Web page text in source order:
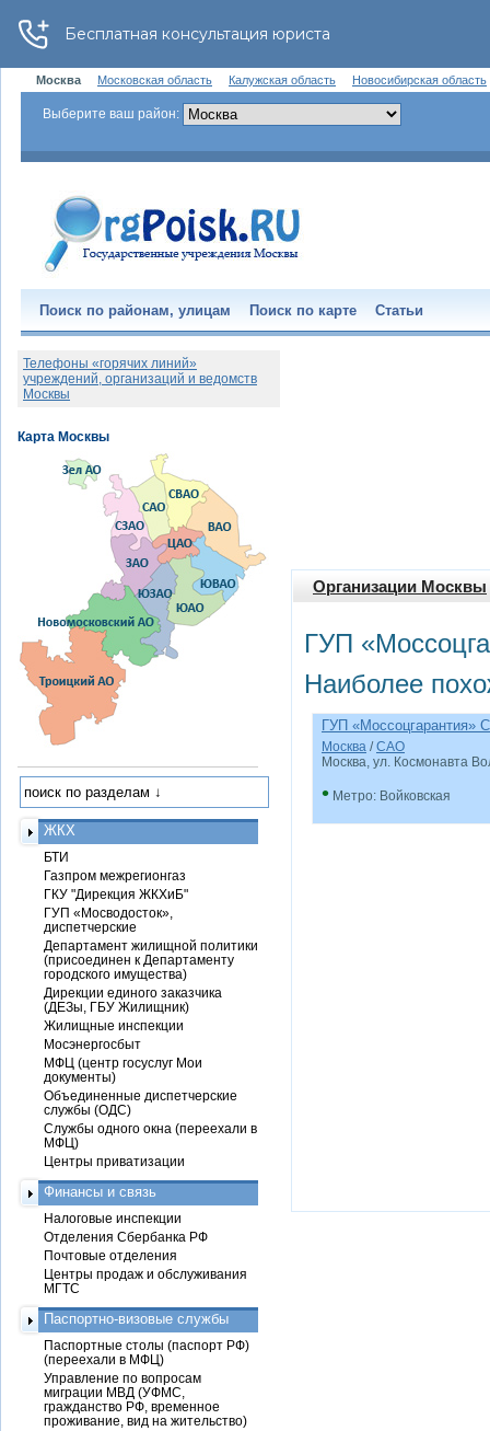
Москва Московская область Калужская область Новосибирская область
Выберите ваш район:
Поиск по районам, улицам Поиск по карте Статьи
Организации Москвы
ГУП
Наиболее
ГУП «Моссоцгарантия»
Москва /САО
Москва, ул. Космонавта
• Метро: Войковская
Телефоны «горячих линий»
учреждений, организаций и ведомств
Москвы
ЖКХ
БТИ
Газпром межрегионгаз
ГКУ "Дирекция ЖКХиБ"
ГУП «Мосводосток»,
диспетчерские
Департамент жилищной политики
(присоединен к Департаменту
городского имущества)
Дирекции единого заказчика
(ДЕЗы, ГБУ Жилищник)
Жилищные инспекции
Мосэнергосбыт
МФЦ (центр госуслуг Мои
документы)
Объединенные диспетчерские
службы (ОДС)
Службы одного окна (переехали в
МФЦ)
Центры приватизации
Финансы и связь
Налоговые инспекции
Отделения Сбербанка РФ
Почтовые отделения
Центры продаж и обслуживания
МГТС
Паспортно-визовые службы
Паспортные столы (паспорт РФ)
(переехали в МФЦ)
Управление по вопросам
миграции МВД (УФМС,
гражданство РФ, временное
проживание, вид на жительство)